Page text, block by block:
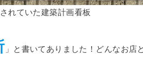
れていた建築計画看板
」と書いてありました！どんなお店